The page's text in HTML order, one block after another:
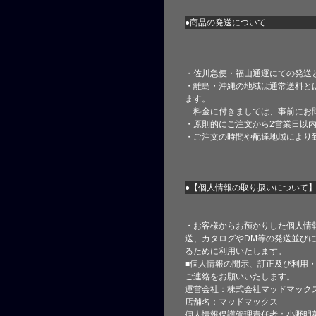
●商品の発送について
・佐川急便・福山通運にての発送
・離島・沖縄の地域は通常送料
ます。
料金に付きましては、事前にお
・原則的にご注文から2営業日以
・ご注文の時間や配達地域によ
●【個人情報の取り扱いについて】
・お客様からお預かりした個人
送、カタログやDM等の発送並び
るために利用いたします。
■個人情報の開示、訂正及び利用
ご連絡をお願いいたします。
運営会社：株式会社マッドマック
店舗名：マッドマックス